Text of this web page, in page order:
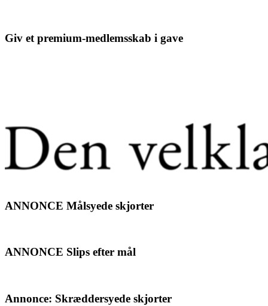
Giv et premium-medlemsskab i gave
ANNONCE Målsyede skjorter
ANNONCE Slips efter mål
Annonce: Skræddersyede skjorter